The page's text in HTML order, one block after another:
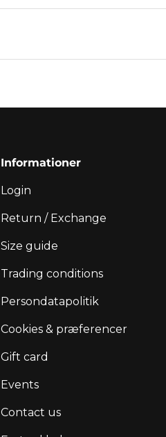
Informationer
Login
Return / Exchange
Size guide
Trading conditions
Persondatapolitik
Cookies & præferencer
Gift card
Events
Contact us